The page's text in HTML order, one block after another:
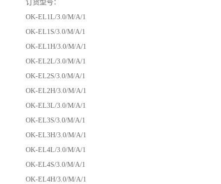
订货型号：
OK-EL1L/3.0/M/A/1
OK-EL1S/3.0/M/A/1
OK-EL1H/3.0/M/A/1
OK-EL2L/3.0/M/A/1
OK-EL2S/3.0/M/A/1
OK-EL2H/3.0/M/A/1
OK-EL3L/3.0/M/A/1
OK-EL3S/3.0/M/A/1
OK-EL3H/3.0/M/A/1
OK-EL4L/3.0/M/A/1
OK-EL4S/3.0/M/A/1
OK-EL4H/3.0/M/A/1